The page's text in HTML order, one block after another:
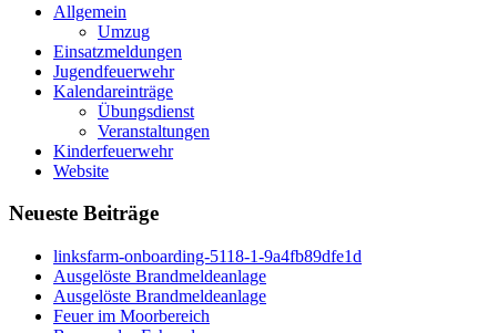
Allgemein
Umzug
Einsatzmeldungen
Jugendfeuerwehr
Kalendareinträge
Übungsdienst
Veranstaltungen
Kinderfeuerwehr
Website
Neueste Beiträge
linksfarm-onboarding-5118-1-9a4fb89dfe1d
Ausgelöste Brandmeldeanlage
Ausgelöste Brandmeldeanlage
Feuer im Moorbereich